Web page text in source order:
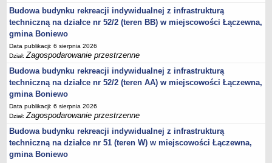
2013-2032
regulaminu utrzymania czystości i porządku na terenie Gminy
Boniewo
Plan Gospodarki Niskoemisyjnej dla Gminy Boniewo
GMINNY PROGRAM PRZECIWDZIAŁANIA PRZEMOCY W
RODZINIE ORAZ OCHRONY OFIAR PRZEMOCY W RODZINIE
Wieloletni program gospodarowania mieszkaniowym zasobem
Gminy Boniewo
Regulamin dostarczania wody i odprowadzania ścieków na terenie
Gminy Boniewo
PROGRAM OSŁONOWY W ZAKRESIE DOŻYWIANIA POSIŁEK W
SZKOLE I W DOMU
Budowa budynku rekreacji indywidualnej z infrastrukturą
techniczną na działce nr 52/2 (teren BB) w miejscowości Łączewna,
gmina Boniewo
Data publikacji: 6 sierpnia 2026
Dział:Zagospodarowanie przestrzenne
Budowa budynku rekreacji indywidualnej z infrastrukturą
techniczną na działce nr 52/2 (teren AA) w miejscowości Łączewna,
gmina Boniewo
Data publikacji: 6 sierpnia 2026
Dział:Zagospodarowanie przestrzenne
Budowa budynku rekreacji indywidualnej z infrastrukturą
techniczną na działce nr 51 (teren W) w miejscowości Łączewna,
gmina Boniewo